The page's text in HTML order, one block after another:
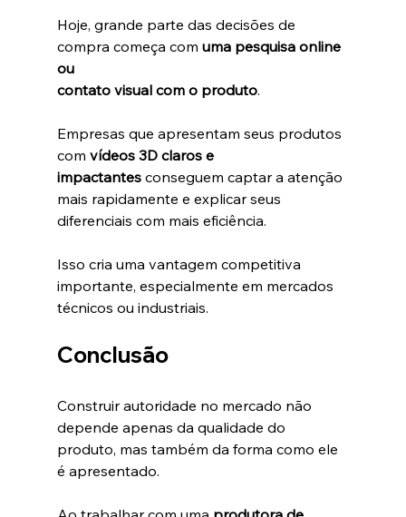
Hoje, grande parte das decisões de
compra começa com uma pesquisa online
ou
contato visual com o produto.
Empresas que apresentam seus produtos
com vídeos 3D claros e
impactantes conseguem captar a atenção
mais rapidamente e explicar seus
diferenciais com mais eficiência.
Isso cria uma vantagem competitiva
importante, especialmente em mercados
técnicos ou industriais.
Conclusão
Construir autoridade no mercado não
depende apenas da qualidade do
produto, mas também da forma como ele
é apresentado.